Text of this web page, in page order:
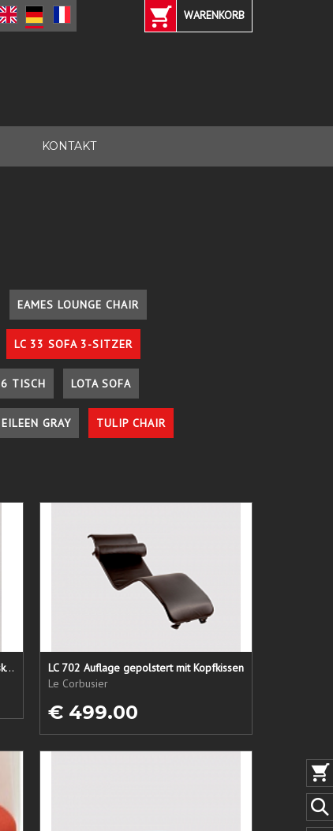
WARENKORB
KONTAKT
EAMES LOUNGE CHAIR
LC 33 SOFA 3-SITZER
TISCH LOTA SOFA
GRAY TULIP CHAIR
Lederpflege-Set ein Gruß aus der Toskana...
LC 702 Auflage gepolstert mit Kopfkissen
Le Corbusier
€ 499.00